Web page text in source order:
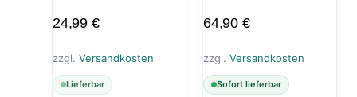
24,99 €
zzgl. Versandkosten
Lieferbar
64,90 €
zzgl. Versandkosten
Sofort lieferbar